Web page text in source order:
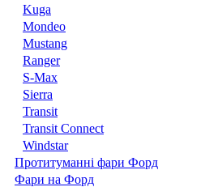
Kuga
Mondeo
Mustang
Ranger
S-Max
Sierra
Transit
Transit Connect
Windstar
Протитуманні фари Форд
Фари на Форд